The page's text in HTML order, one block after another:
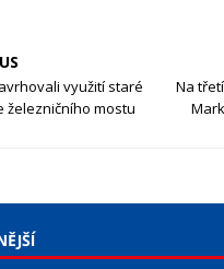
využití staré
železničního mostu
Na